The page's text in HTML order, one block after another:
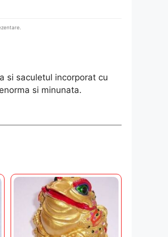
si saculetul incorporat cu
si minunata.